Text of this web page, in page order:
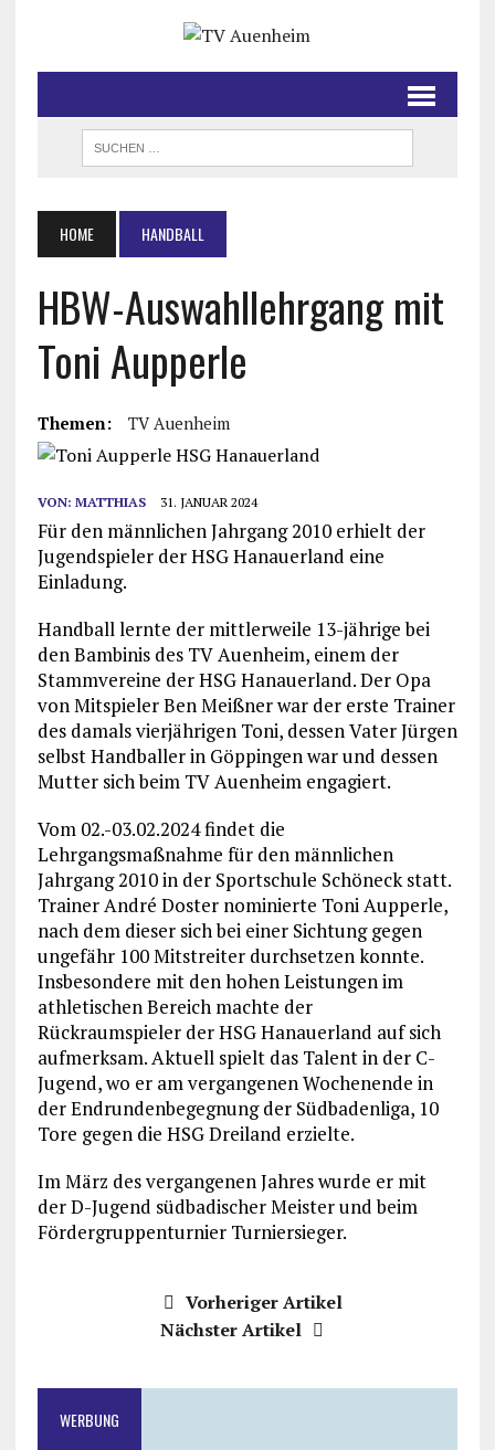
HOME HANDBALL
HBW-Auswahllehrgang mit
Toni Aupperle
Themen: TV Auenheim
VON: MATTHIAS 31. JANUAR 2024
Für den männlichen Jahrgang 2010 erhielt der
Jugendspieler der HSG Hanauerland eine
Einladung.
Handball lernte der mittlerweile 13-jährige bei
den Bambinis des TV Auenheim, einem der
Stammvereine der HSG Hanauerland. Der Opa
von Mitspieler Ben Meißner war der erste Trainer
des damals vierjährigen Toni, dessen Vater Jürgen
selbst Handballer in Göppingen war und dessen
Mutter sich beim TV Auenheim engagiert.
Vom 02.-03.02.2024 findet die
Lehrgangsmaßnahme für den männlichen
Jahrgang 2010 in der Sportschule Schöneck statt.
Trainer André Doster nominierte Toni Aupperle,
nach dem dieser sich bei einer Sichtung gegen
ungefähr 100 Mitstreiter durchsetzen konnte.
Insbesondere mit den hohen Leistungen im
athletischen Bereich machte der
Rückraumspieler der HSG Hanauerland auf sich
aufmerksam. Aktuell spielt das Talent in der C-
Jugend, wo er am vergangenen Wochenende in
der Endrundenbegegnung der Südbadenliga, 10
Tore gegen die HSG Dreiland erzielte.
Im März des vergangenen Jahres wurde er mit
der D-Jugend südbadischer Meister und beim
Fördergruppenturnier Turniersieger.
Vorheriger Artikel
Nächster Artikel
WERBUNG